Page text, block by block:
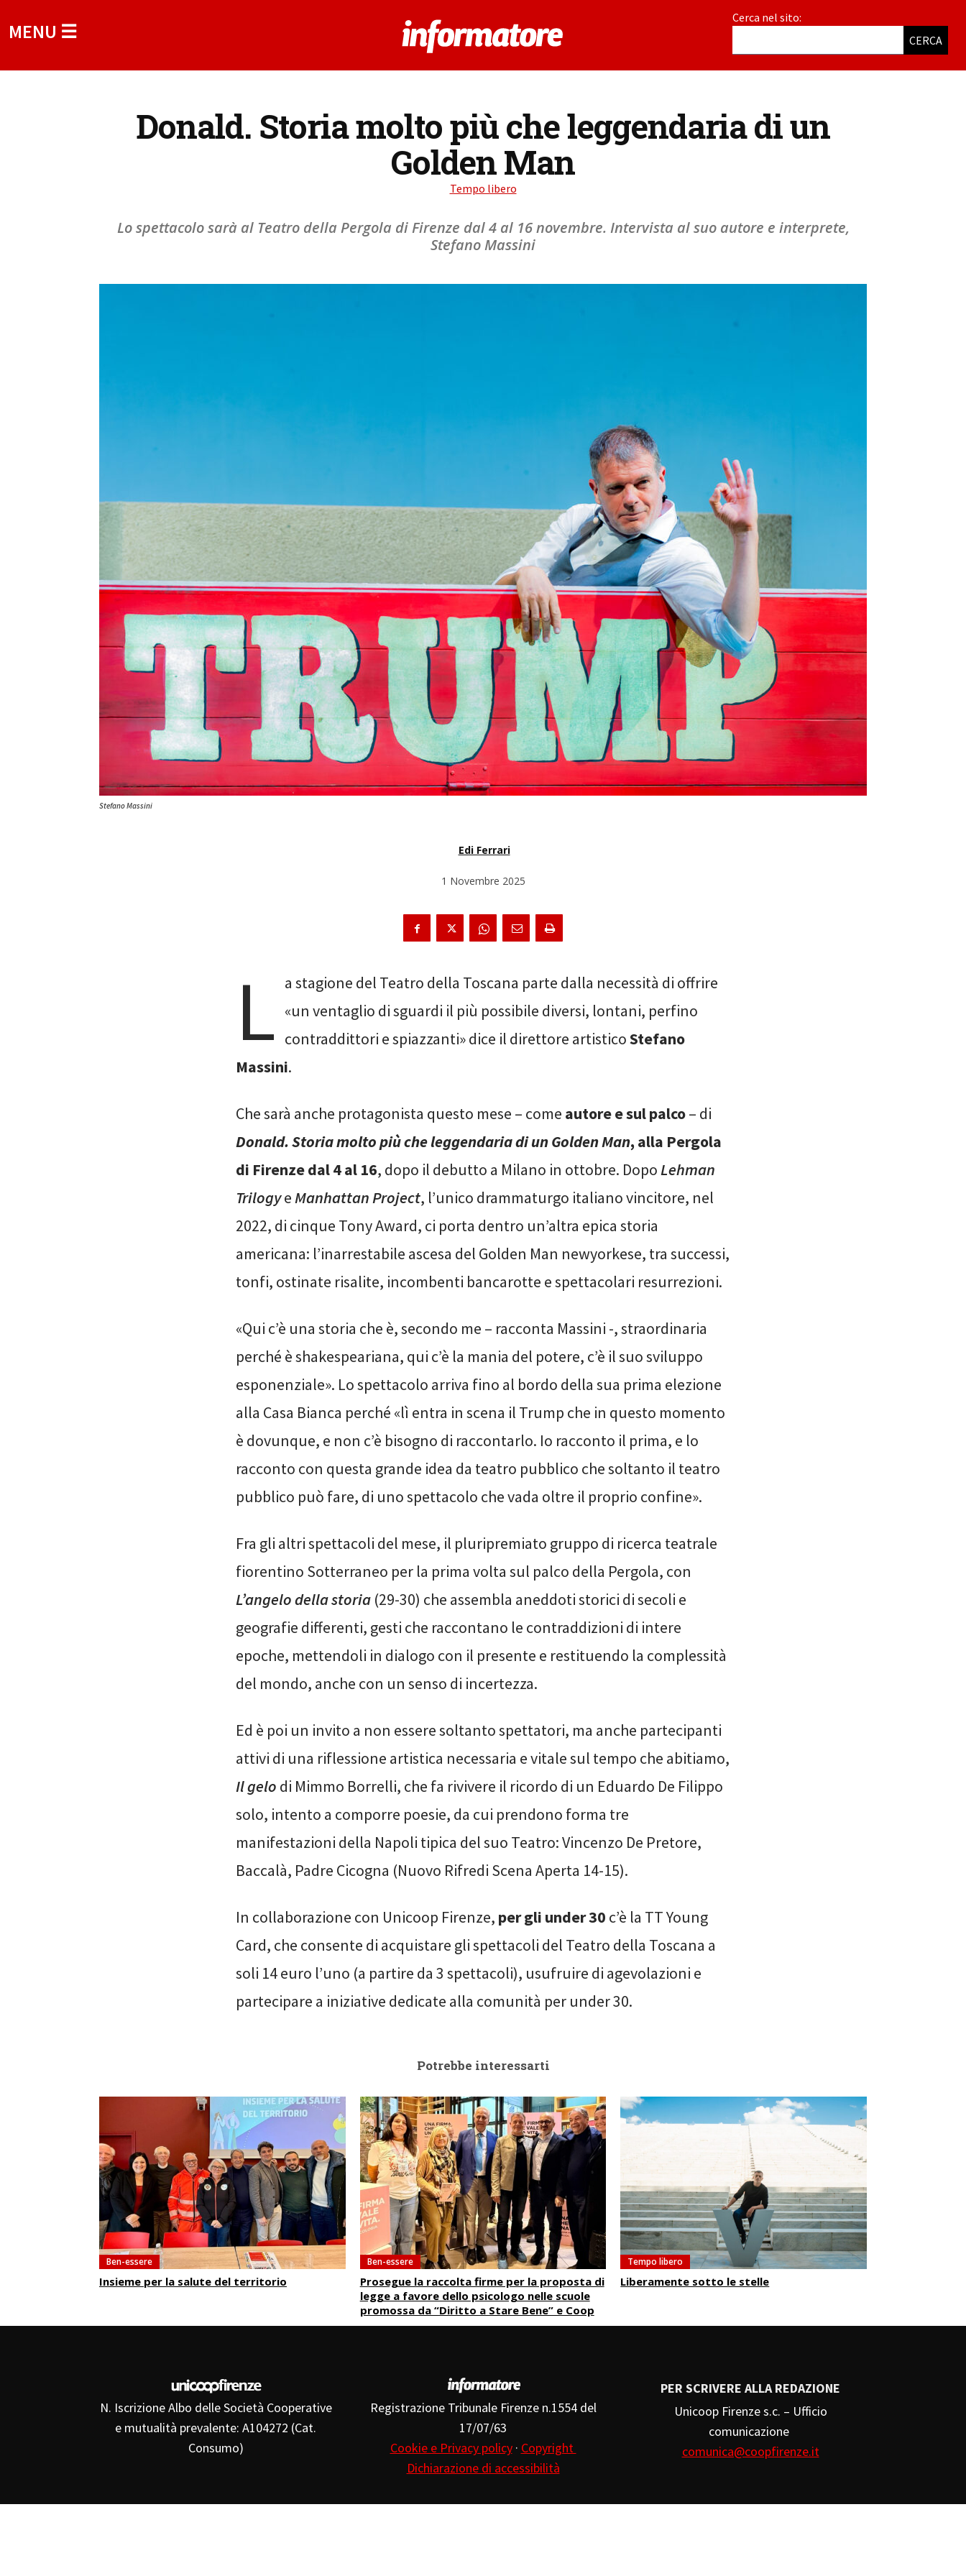
MENU ☰
Cerca nel sito:
CERCA
Donald. Storia molto più che leggendaria di un
Golden Man
Tempo libero
Lo spettacolo sarà al Teatro della Pergola di Firenze dal 4 al 16 novembre. Intervista al suo autore e interprete,
Stefano Massini
Stefano Massini
Edi Ferrari
1 Novembre 2025
L a stagione del Teatro della Toscana parte dalla necessità di offrire
«un ventaglio di sguardi il più possibile diversi, lontani, perfino
contraddittori e spiazzanti» dice il direttore artisticoStefano
Massini.
Che sarà anche protagonista questo mese – come autore e sul palco– di
Donald. Storia molto più che leggendaria di un Golden Man, alla Pergola
di Firenze dal 4 al 16, dopo il debutto a Milano in ottobre. DopoLehman
TrilogyeManhattan Project, l’unico drammaturgo italiano vincitore, nel
2022, di cinque Tony Award, ci porta dentro un’altra epica storia
americana: l’inarrestabile ascesa del Golden Man newyorkese, tra successi,
tonfi, ostinate risalite, incombenti bancarotte e spettacolari resurrezioni.
«Qui c’è una storia che è, secondo me – racconta Massini -, straordinaria
perché è shakespeariana, qui c’è la mania del potere, c’è il suo sviluppo
esponenziale». Lo spettacolo arriva fino al bordo della sua prima elezione
alla Casa Bianca perché «lì entra in scena il Trump che in questo momento
è dovunque, e non c’è bisogno di raccontarlo. Io racconto il prima, e lo
racconto con questa grande idea da teatro pubblico che soltanto il teatro
pubblico può fare, di uno spettacolo che vada oltre il proprio confine».
Fra gli altri spettacoli del mese, il pluripremiato gruppo di ricerca teatrale
fiorentino Sotterraneo per la prima volta sul palco della Pergola, con
L’angelo della storia (29-30) che assembla aneddoti storici di secoli e
geografie differenti, gesti che raccontano le contraddizioni di intere
epoche, mettendoli in dialogo con il presente e restituendo la complessità
del mondo, anche con un senso di incertezza.
Ed è poi un invito a non essere soltanto spettatori, ma anche partecipanti
attivi di una riflessione artistica necessaria e vitale sul tempo che abitiamo,
Il gelo di Mimmo Borrelli, che fa rivivere il ricordo di un Eduardo De Filippo
solo, intento a comporre poesie, da cui prendono forma tre
manifestazioni della Napoli tipica del suo Teatro: Vincenzo De Pretore,
Baccalà, Padre Cicogna (Nuovo Rifredi Scena Aperta 14-15).
In collaborazione con Unicoop Firenze, per gli under 30 c’è la TT Young
Card, che consente di acquistare gli spettacoli del Teatro della Toscana a
soli 14 euro l’uno (a partire da 3 spettacoli), usufruire di agevolazioni e
partecipare a iniziative dedicate alla comunità per under 30.
Potrebbe interessarti
Ben-essere
Insieme per la salute del territorio
Ben-essere
Prosegue la raccolta firme per la proposta di
legge a favore dello psicologo nelle scuole
promossa da “Diritto a Stare Bene” e Coop
Tempo libero
Liberamente sotto le stelle
N. Iscrizione Albo delle Società Cooperative
e mutualità prevalente: A104272 (Cat.
Consumo)
Registrazione Tribunale Firenze n.1554 del
17/07/63
Cookie e Privacy policy· Copyright
Dichiarazione di accessibilità
PER SCRIVERE ALLA REDAZIONE
Unicoop Firenze s.c. – Ufficio
comunicazione
comunica@coopfirenze.it